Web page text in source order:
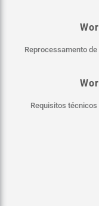
Reprocessamento
Requisitos